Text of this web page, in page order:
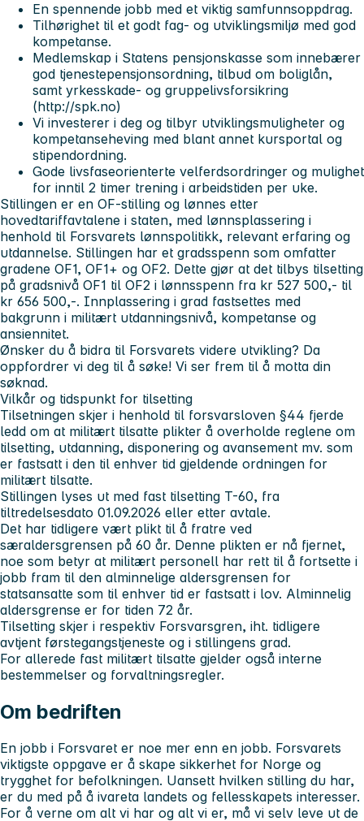
En spennende jobb med et viktig samfunnsoppdrag.
Tilhørighet til et godt fag- og utviklingsmiljø med god
kompetanse.
Medlemskap i Statens pensjonskasse som innebærer
god tjenestepensjonsordning, tilbud om boliglån,
samt yrkesskade- og gruppelivsforsikring
(http://spk.no)
Vi investerer i deg og tilbyr utviklingsmuligheter og
kompetanseheving med blant annet kursportal og
stipendordning.
Gode livsfaseorienterte velferdsordringer og mulighet
for inntil 2 timer trening i arbeidstiden per uke.
Stillingen er en OF-stilling og lønnes etter
hovedtariffavtalene i staten, med lønnsplassering i
henhold til Forsvarets lønnspolitikk, relevant erfaring og
utdannelse. Stillingen har et gradsspenn som omfatter
gradene OF1, OF1+ og OF2. Dette gjør at det tilbys tilsetting
på gradsnivå OF1 til OF2 i lønnsspenn fra kr 527 500,- til
kr 656 500,-. Innplassering i grad fastsettes med
bakgrunn i militært utdanningsnivå, kompetanse og
ansiennitet.
Ønsker du å bidra til Forsvarets videre utvikling? Da
oppfordrer vi deg til å søke! Vi ser frem til å motta din
søknad.
Vilkår og tidspunkt for tilsetting
Tilsetningen skjer i henhold til forsvarsloven §44 fjerde
ledd om at militært tilsatte plikter å overholde reglene om
tilsetting, utdanning, disponering og avansement mv. som
er fastsatt i den til enhver tid gjeldende ordningen for
militært tilsatte.
Stillingen lyses ut med fast tilsetting T-60, fra
tiltredelsesdato 01.09.2026 eller etter avtale.
Det har tidligere vært plikt til å fratre ved
særaldersgrensen på 60 år. Denne plikten er nå fjernet,
noe som betyr at militært personell har rett til å fortsette i
jobb fram til den alminnelige aldersgrensen for
statsansatte som til enhver tid er fastsatt i lov. Alminnelig
aldersgrense er for tiden 72 år.
Tilsetting skjer i respektiv Forsvarsgren, iht. tidligere
avtjent førstegangstjeneste og i stillingens grad.
For allerede fast militært tilsatte gjelder også interne
bestemmelser og forvaltningsregler.
Om bedriften
En jobb i Forsvaret er noe mer enn en jobb. Forsvarets
viktigste oppgave er å skape sikkerhet for Norge og
trygghet for befolkningen. Uansett hvilken stilling du har,
er du med på å ivareta landets og fellesskapets interesser.
For å verne om alt vi har og alt vi er, må vi selv leve ut de